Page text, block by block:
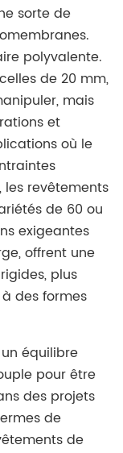
sorte de
polyvalente.
de 20 mm,
mais
et
où le
les revêtements
de 60 ou
exigeantes
offrent une
plus
des formes
équilibre
pour être
des projets
de
de